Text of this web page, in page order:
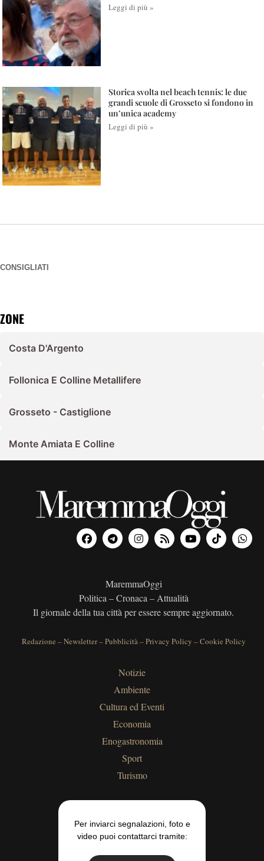
Leggi di più »
Storica svolta nel beach tennis: le due
grandi scuole di Grosseto si fondono in
un’unica academy
Leggi di più »
CONSIGLIATI
ZONE
Costa D'Argento
Follonica E Colline Metallifere
Grosseto - Castiglione
Monte Amiata E Colline
MaremmaOggi
Politica – Cronaca – Attualità
Il giornale della tua città per essere sempre aggiornato.
Redazione –Newsletter–Pubblicità–Privacy Policy –Cookie Policy
Notizie
Ambiente
Cultura ed Eventi
Economia
Enogastronomia
Sport
Turismo
Per inviarci segnalazioni, foto e
video puoi contattarci tramite: